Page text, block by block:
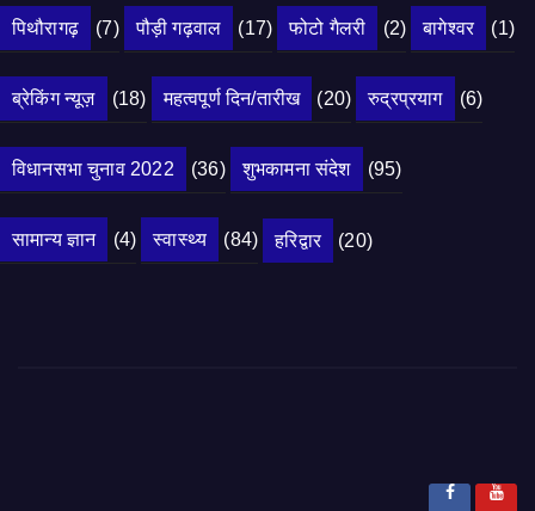
पिथौरागढ़ (7) पौड़ी गढ़वाल (17) फोटो गैलरी (2) बागेश्वर (1)
ब्रेकिंग न्यूज़ (18) महत्वपूर्ण दिन/तारीख (20) रुद्रप्रयाग (6)
विधानसभा चुनाव 2022 (36) शुभकामना संदेश (95)
सामान्य ज्ञान (4) स्वास्थ्य (84) हरिद्वार (20)